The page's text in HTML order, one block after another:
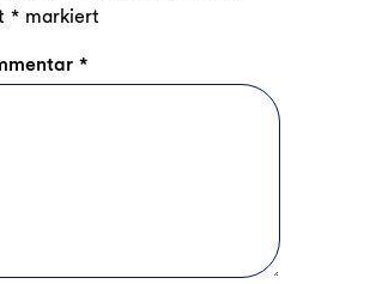
*markiert
*